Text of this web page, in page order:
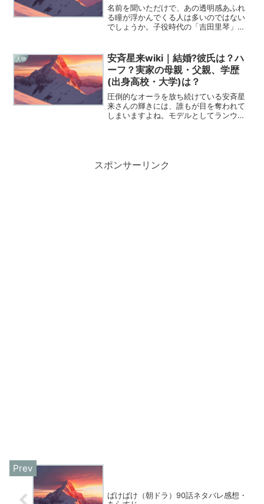
名前を聞いただけで、あの透明感あふれ
る瞳が浮かんでくる人は多いのではない
でしょうか。子役時代の「吉田里琴」と
放つ彼女の歩みは、まるで一篇の映画を
観ているかのようなドラマ...
人物
安斉星来wiki｜結婚?彼氏は？ハ
ーフ？実家の母親・父親、学歴
(出身高校・大学)は？
圧倒的なオーラを放ち続けている安斉星
来さんの輝きには、誰もが目を奪われて
しまいますよね。モデルとしてランウェ
スポンサーリンク
ばけばけ（朝ドラ）90話ネタバレ感想・